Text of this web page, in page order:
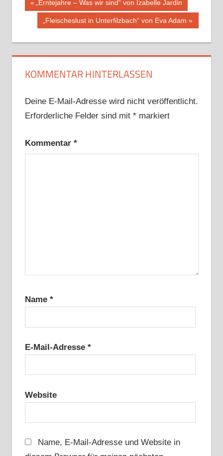
Beitragsnavigation
Vorheriger
Beitrag:
„Erntejahre – Was wir sind“ von Izabelle Jardin
Nächster
„Fleischeslust in Unterfilzbach“ von Eva Adam
KOMMENTAR HINTERLASSEN
Deine E-Mail-Adresse wird nicht veröffentlicht.
Erforderliche Felder sind mit *markiert
Kommentar *
Name *
E-Mail-Adresse *
Website
Name, E-Mail-Adresse und Website in